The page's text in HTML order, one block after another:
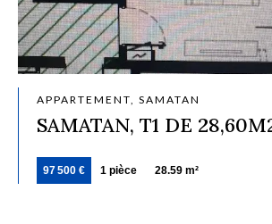
APPARTEMENT, SAMATAN
SAMATAN, T1 DE
97 500 € 1 pièce 28.59 m²